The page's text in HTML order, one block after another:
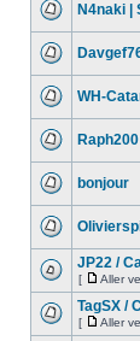
N4naki |
WH-
bonjour
JP22 /
[ Aller
TagSX /
[ Aller